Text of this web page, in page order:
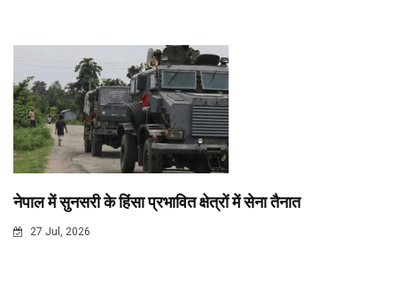
नेपाल में सुनसरी के हिंसा प्रभावित क्षेत्रों में सेना तैनात
27 Jul, 2026